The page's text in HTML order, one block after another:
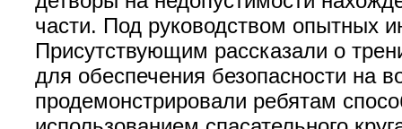
части. Под руководством опытных
Присутствующим рассказали о
для обеспечения безопасности на
продемонстрировали ребятам